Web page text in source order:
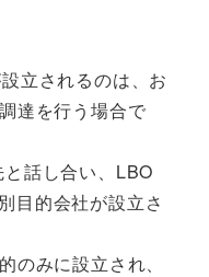
立されるのは、お
達を行う場合で
話し合い、LBO
目的会社が設立さ
のみに設立され、